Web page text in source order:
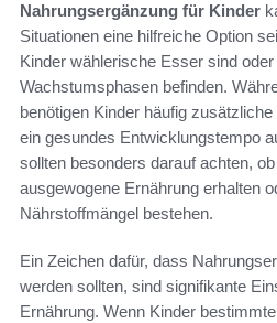
Nahrungsergänzung für Kinder
Situationen eine hilfreiche Option
Kinder wählerische Esser sind
Wachstumsphasen befinden.
benötigen Kinder häufig zusätzliche
ein gesundes Entwicklungstempo
sollten besonders darauf achten,
ausgewogene Ernährung erhalten
Nährstoffmängel bestehen.
Ein Zeichen dafür, dass
werden sollten, sind signifikante
Ernährung. Wenn Kinder